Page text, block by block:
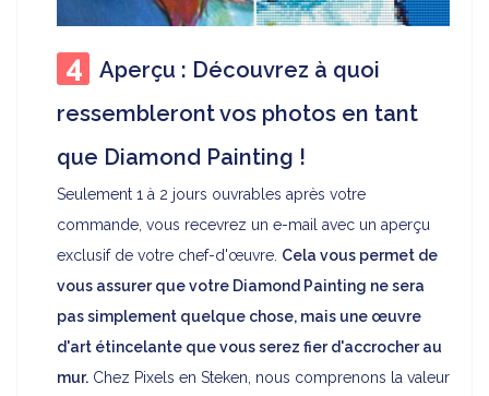
Aperçu : Découvrez à quoi
ressembleront vos photos en tant
que Diamond Painting !
Seulement 1 à 2 jours ouvrables après votre
commande, vous recevrez un e-mail avec un aperçu
exclusif de votre chef-d'œuvre. Cela vous permet de
vous assurer que votre Diamond Painting ne sera
pas simplement quelque chose, mais une œuvre
d'art étincelante que vous serez fier d'accrocher au
mur. Chez Pixels en Steken, nous comprenons la valeur